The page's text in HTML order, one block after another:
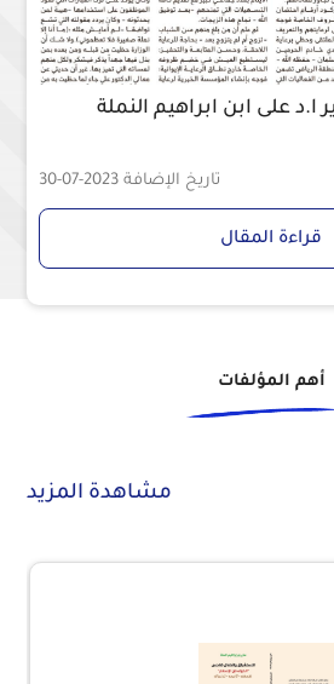
ا.د على ابن ابراهيم النملة
تاريخ الإضافة 2023-07-30
قراءة المقال
أهم المؤلفات
مشاهدة المزيد